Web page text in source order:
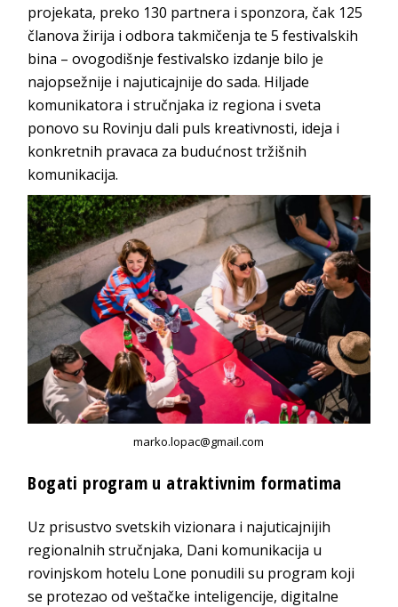
projekata, preko 130 partnera i sponzora, čak 125
članova žirija i odbora takmičenja te 5 festivalskih
bina – ovogodišnje festivalsko izdanje bilo je
najopsežnije i najuticajnije do sada. Hiljade
komunikatora i stručnjaka iz regiona i sveta
ponovo su Rovinju dali puls kreativnosti, ideja i
konkretnih pravaca za budućnost tržišnih
komunikacija.
marko.lopac@gmail.com
Bogati program u atraktivnim formatima
Uz prisustvo svetskih vizionara i najuticajnijih
regionalnih stručnjaka, Dani komunikacija u
rovinjskom hotelu Lone ponudili su program koji
se protezao od veštačke inteligencije, digitalne